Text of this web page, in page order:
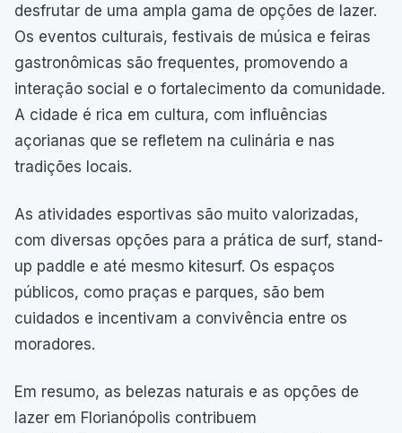
desfrutar de uma ampla gama de opções de lazer.
Os eventos culturais, festivais de música e feiras
gastronômicas são frequentes, promovendo a
interação social e o fortalecimento da comunidade.
A cidade é rica em cultura, com influências
açorianas que se refletem na culinária e nas
tradições locais.
As atividades esportivas são muito valorizadas,
com diversas opções para a prática de surf, stand-
up paddle e até mesmo kitesurf. Os espaços
públicos, como praças e parques, são bem
cuidados e incentivam a convivência entre os
moradores.
Em resumo, as belezas naturais e as opções de
lazer em Florianópolis contribuem